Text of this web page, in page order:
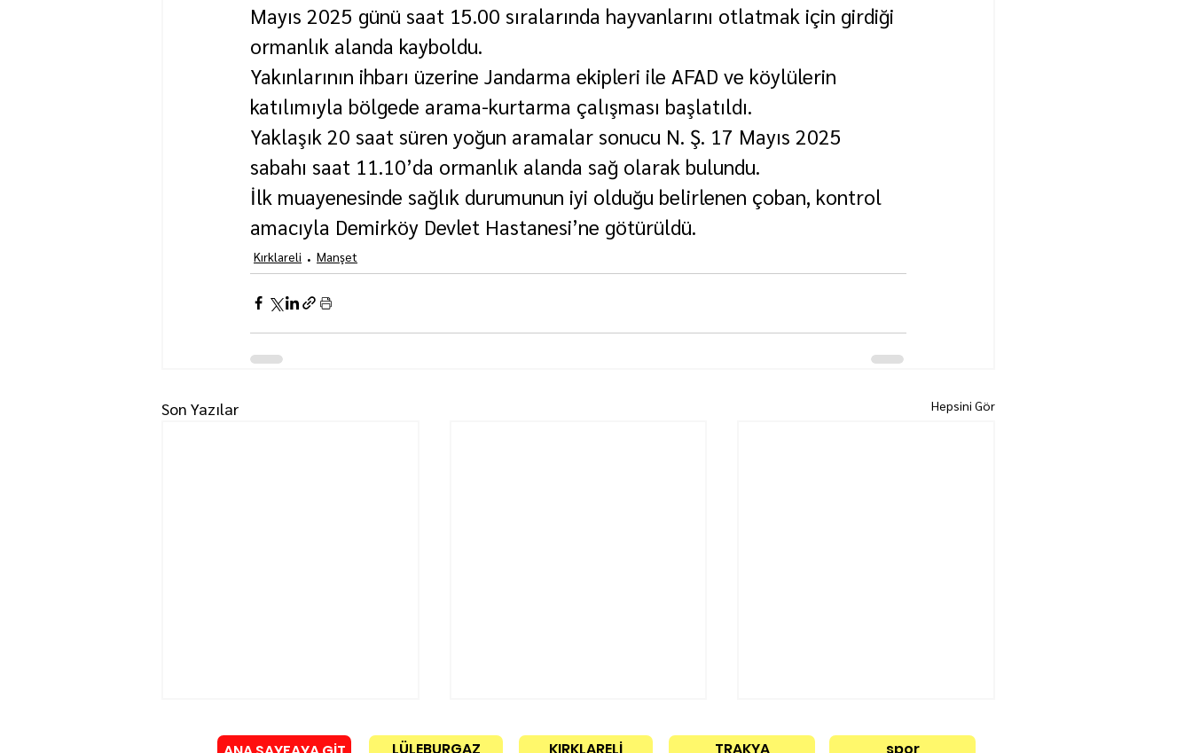
Mayıs 2025 günü saat 15.00 sıralarında hayvanlarını otlatmak için girdiği
ormanlık alanda kayboldu.
Yakınlarının ihbarı üzerine Jandarma ekipleri ile AFAD ve köylülerin
katılımıyla bölgede arama-kurtarma çalışması başlatıldı.
Yaklaşık 20 saat süren yoğun aramalar sonucu N. Ş. 17 Mayıs 2025
sabahı saat 11.10’da ormanlık alanda sağ olarak bulundu.
İlk muayenesinde sağlık durumunun iyi olduğu belirlenen çoban, kontrol
amacıyla Demirköy Devlet Hastanesi’ne götürüldü.
Kırklareli Manşet
Son Yazılar Hepsini Gör
LÜLEBURGAZ KIRKLARELİ TRAKYA spor